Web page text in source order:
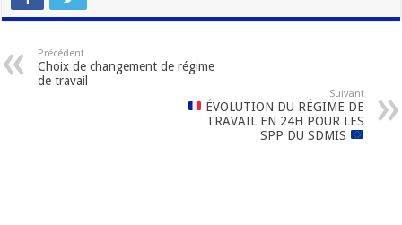
Précédent
Choix de changement de régime
de travail
Suivant
ÉVOLUTION DU RÉGIME DE
TRAVAIL EN 24H POUR LES
SPP DU SDMIS